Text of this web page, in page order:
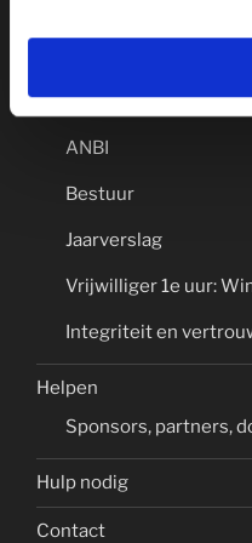
ANBI
Bestuur
Jaarverslag
Vrijwilliger 1e uur:
Integriteit en
Helpen
Sponsors, partners,
Hulp nodig
Contact